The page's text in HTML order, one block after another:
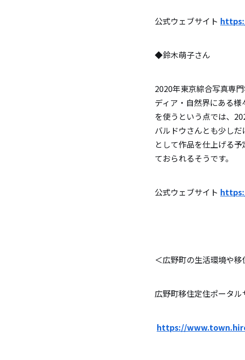
公式ウェブサイト
◆鈴木萌子さん
2020年東京綜合写真専
ディア・自然界にある
を使うという点では、
バルドウさんとも少し
として作品を仕上げる
ておられるそうです。
公式ウェブサイト
＜広野町の生活環境や
広野町移住定住ポータル
https://